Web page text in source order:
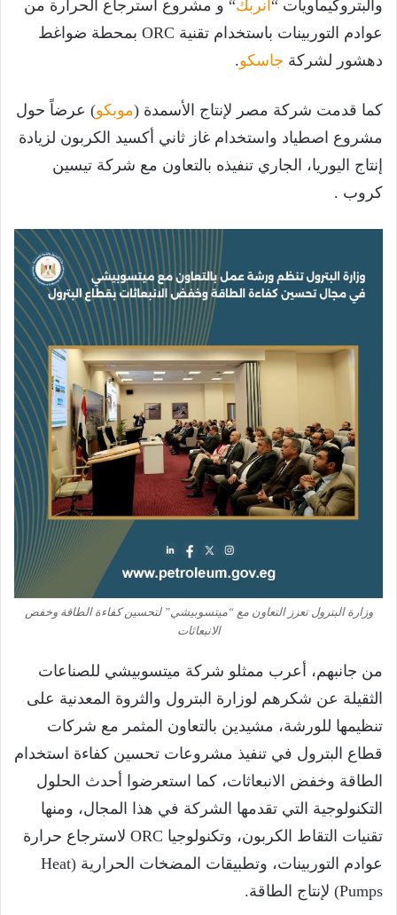
والبتروكيماويات “أنربك“ و مشروع استرجاع الحرارة من
عوادم التوربينات باستخدام تقنية ORC بمحطة ضواغط
دهشور لشركة جاسكو.
كما قدمت شركة مصر لإنتاج الأسمدة (موبكو) عرضاً حول
مشروع اصطياد واستخدام غاز ثاني أكسيد الكربون لزيادة
إنتاج اليوريا، الجاري تنفيذه بالتعاون مع شركة تيسين
كروب .
وزارة البترول تعزز التعاون مع “ميتسوبيشي” لتحسين كفاءة الطاقة وخفض
الانبعاثات
من جانبهم، أعرب ممثلو شركة ميتسوبيشي للصناعات
الثقيلة عن شكرهم لوزارة البترول والثروة المعدنية على
تنظيمها للورشة، مشيدين بالتعاون المثمر مع شركات
قطاع البترول في تنفيذ مشروعات تحسين كفاءة استخدام
الطاقة وخفض الانبعاثات، كما استعرضوا أحدث الحلول
التكنولوجية التي تقدمها الشركة في هذا المجال، ومنها
تقنيات التقاط الكربون، وتكنولوجيا ORC لاسترجاع حرارة
عوادم التوربينات، وتطبيقات المضخات الحرارية (Heat
Pumps) لإنتاج الطاقة.